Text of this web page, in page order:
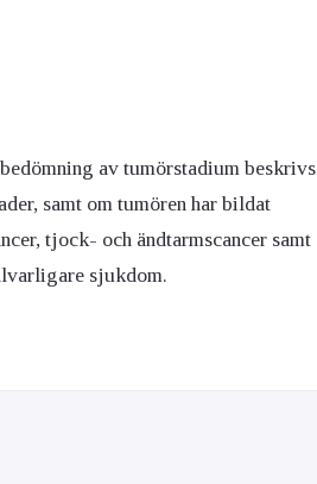
av tumörstadium beskrivs
samt om tumören har bildat
tjock- och ändtarmscancer samt
sjukdom.